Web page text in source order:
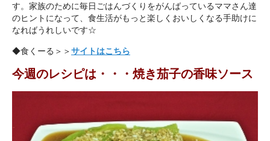
す。家族のために毎日ごはんづくりをがんばっているママさん達
のヒントになって、食生活がもっと楽しくおいしくなる手助けに
なればうれしいです☆
◆食くーる＞＞サイトはこちら
今週のレシピは・・・焼き茄子の香味ソース